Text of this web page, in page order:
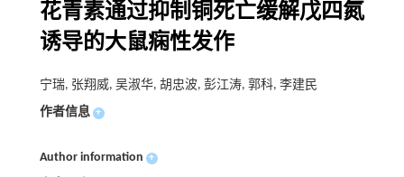
花青素通过抑制铜死亡缓解戊四氮
诱导的大鼠痫性发作
宁瑞, 张翔威, 吴淑华, 胡忠波, 彭江涛, 郭科, 李建民
作者信息 +
Author information +